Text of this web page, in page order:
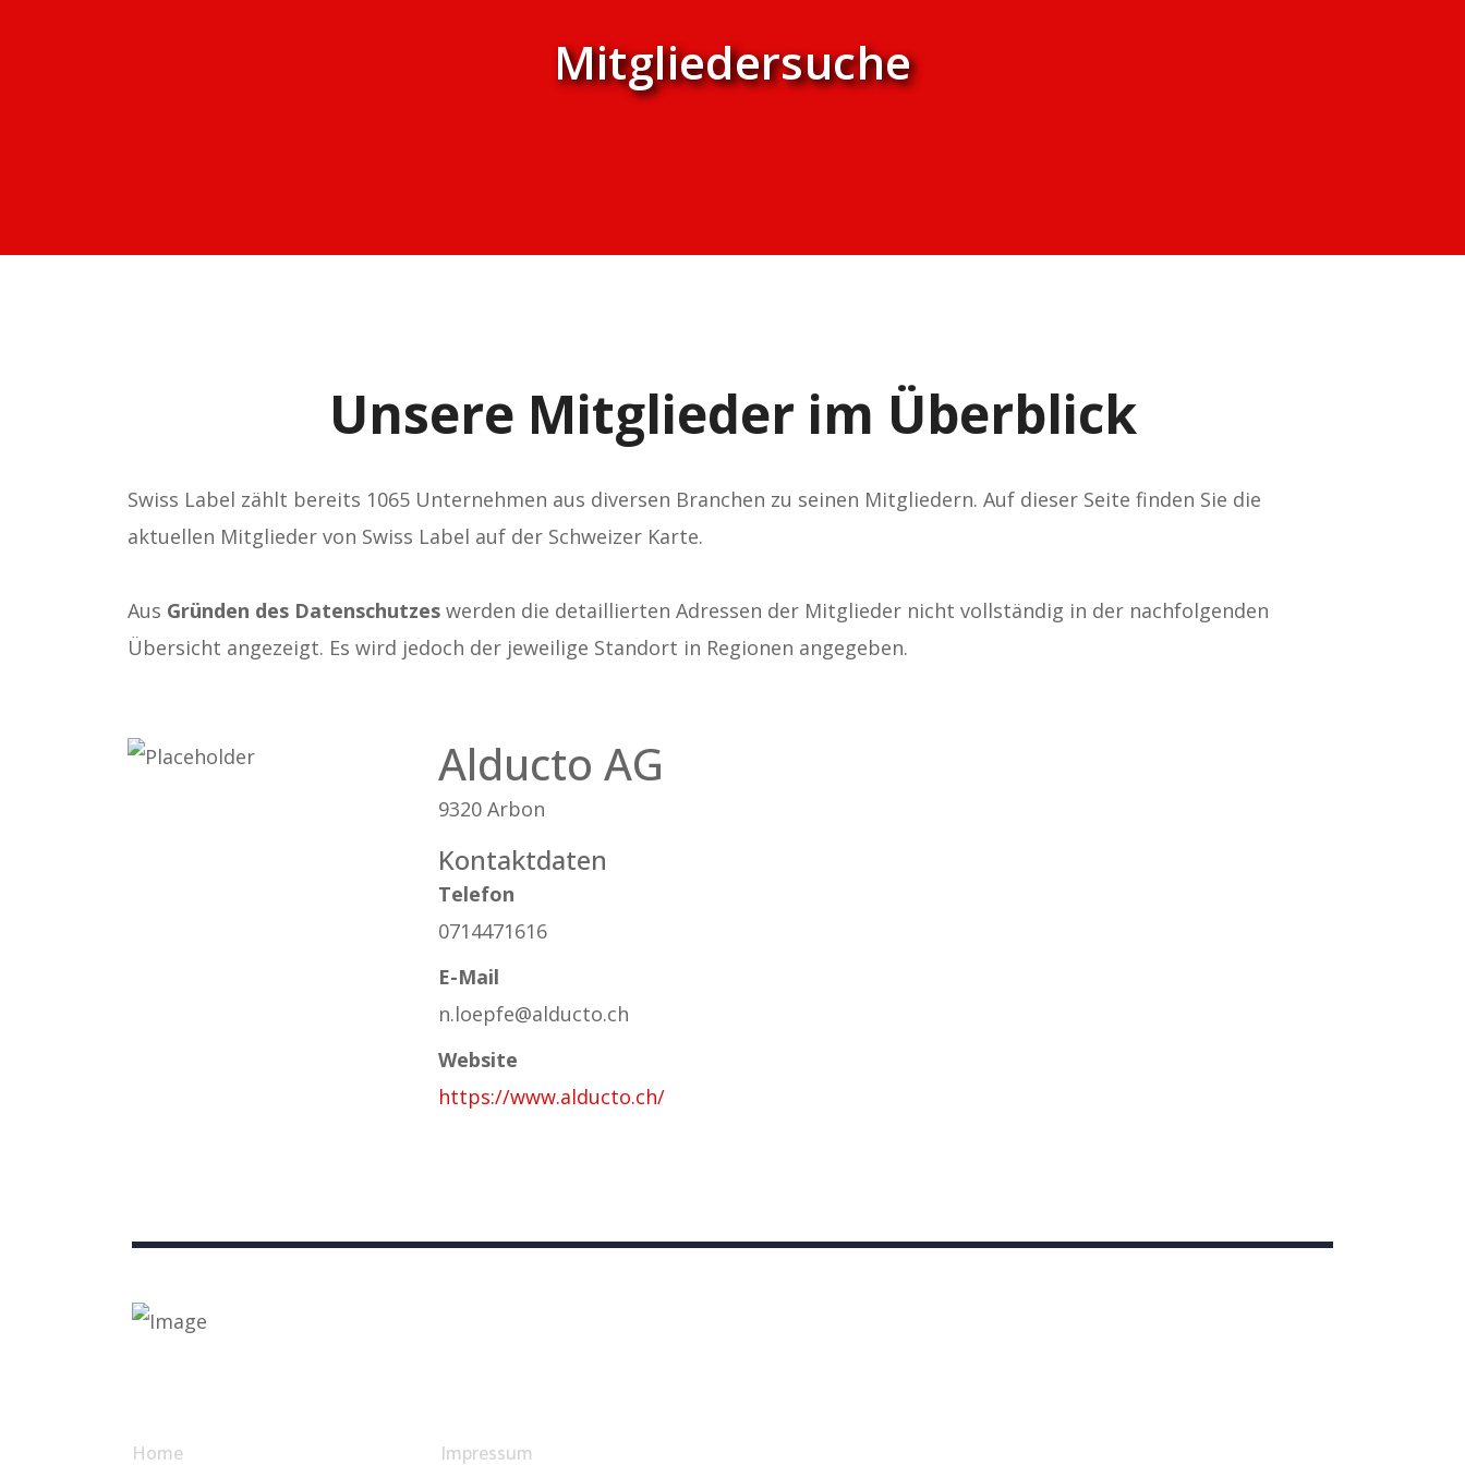
Mitgliedersuche
Unsere Mitglieder im Überblick
Swiss Label zählt bereits 1065 Unternehmen aus diversen Branchen zu seinen Mitgliedern. Auf dieser Seite finden Sie die
aktuellen Mitglieder von Swiss Label auf der Schweizer Karte.
Aus Gründen des Datenschutzes werden die detaillierten Adressen der Mitglieder nicht vollständig in der nachfolgenden
Übersicht angezeigt. Es wird jedoch der jeweilige Standort in Regionen angegeben.
Alducto AG
9320 Arbon
Kontaktdaten
Telefon
0714471616
E-Mail
n.loepfe@alducto.ch
Website
https://www.alducto.ch/
Home Impressum